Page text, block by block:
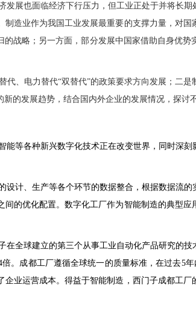
展也面临经济下行压力，但工业正处于并将长期
造业作为我国工业发展最重要的支撑力量，对
战略；另一方面，部分发展中国家借助自身优
、电力替代“双替代”的政策要求方向发展；二
的发展趋势，结合国内外企业的发展情况，探讨
等各种新兴数字化技术正在改变世界，同时深刻
计、生产等各个环节的数据整合，根据数据流
的优化配置。数字化工厂作为智能制造的典型
全球建立的第三个从事工业自动化产品研究的
倍。成都工厂遵循全球统一的质量标准，在过去5年
业运营成本。得益于智能制造，西门子成都工